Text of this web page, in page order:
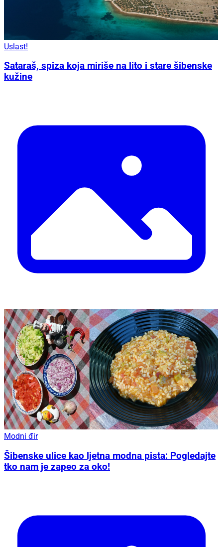
Uslast!
Sataraš, spiza koja miriše na lito i stare šibenske
kužine
Modni đir
Šibenske ulice kao ljetna modna pista: Pogledajte
tko nam je zapeo za oko!